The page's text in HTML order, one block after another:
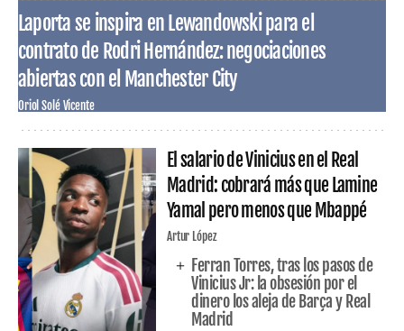
Laporta se inspira en Lewandowski para el
contrato de Rodri Hernández: negociaciones
abiertas con el Manchester City
Oriol Solé Vicente
El salario de Vinicius en el Real
Madrid: cobrará más que Lamine
Yamal pero menos que Mbappé
Artur López
Ferran Torres, tras los pasos de
Vinicius Jr: la obsesión por el
dinero los aleja de Barça y Real
Madrid